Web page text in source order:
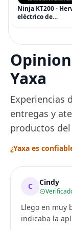
Ninja KT200 -
eléctrico de
ajuste de
de Acero
Yaxa
Experiencias
entregas y
productos
¿Yaxa es
C Cindy
Llego en muy
indicaba la